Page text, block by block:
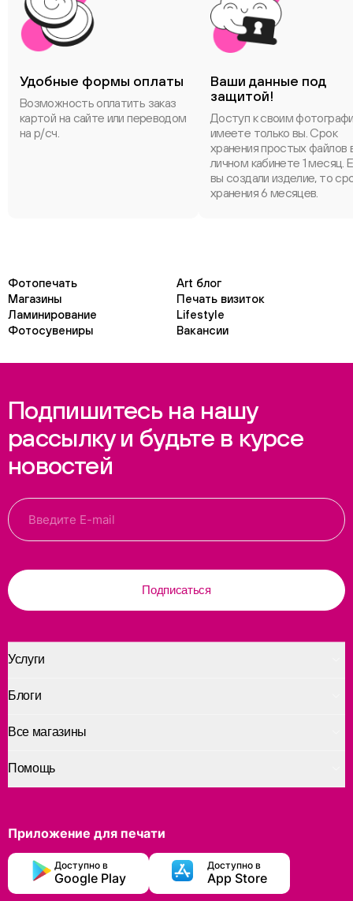
Удобные формы оплаты
Возможность оплатить заказ
картой на сайте или переводом
на р/сч.
Ваши данные под
защитой!
Доступ к своим
имеете только вы. Срок
хранения простых файлов
личном кабинете 1 месяц.
вы создали изделие, то
хранения 6 месяцев.
Фотопечать
Art блог
Магазины
Печать визиток
Ламинирование
Lifestyle
Фотосувениры
Вакансии
Подпишитесь на нашу
рассылку и будьте в курсе
новостей
Подписаться
Услуги
Помощь
Блоги
Все магазины
Приложение для печати
Доступно в
Google Play
Доступно в
App Store